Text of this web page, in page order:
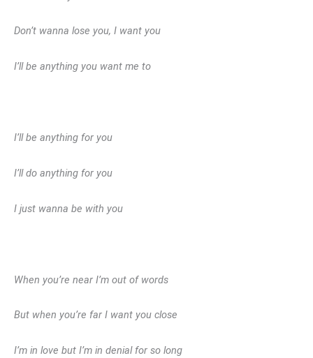
Don’t wanna lose you, I want you
I’ll be anything you want me to
I’ll be anything for you
I’ll do anything for you
I just wanna be with you
When you’re near I’m out of words
But when you’re far I want you close
I’m in love but I’m in denial for so long